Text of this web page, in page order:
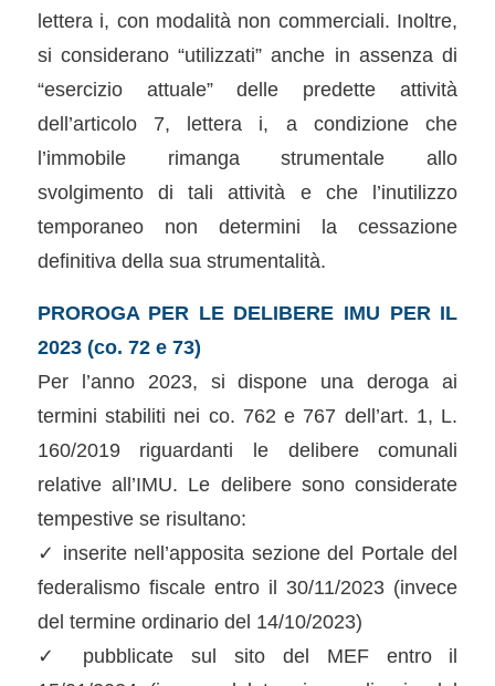
lettera i, con modalità non commerciali. Inoltre,
si considerano “utilizzati” anche in assenza di
“esercizio attuale” delle predette attività
dell’articolo 7, lettera i, a condizione che
l’immobile rimanga strumentale allo
svolgimento di tali attività e che l’inutilizzo
temporaneo non determini la cessazione
definitiva della sua strumentalità.
PROROGA PER LE DELIBERE IMU PER IL
2023 (co. 72 e 73)
Per l’anno 2023, si dispone una deroga ai
termini stabiliti nei co. 762 e 767 dell’art. 1, L.
160/2019 riguardanti le delibere comunali
relative all’IMU. Le delibere sono considerate
tempestive se risultano:
✓ inserite nell’apposita sezione del Portale del
federalismo fiscale entro il 30/11/2023 (invece
del termine ordinario del 14/10/2023)
✓ pubblicate sul sito del MEF entro il